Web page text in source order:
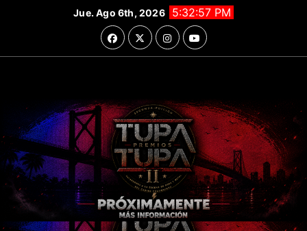
Jue. Ago 6th, 2026 5:32:59 PM